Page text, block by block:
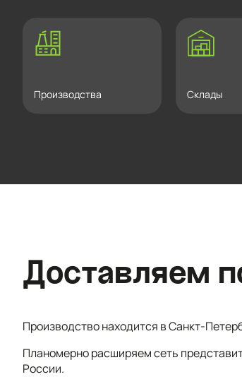
Производства Склады
Доставляем
Производство находится в Санкт-
Планомерно расширяем сеть
России.